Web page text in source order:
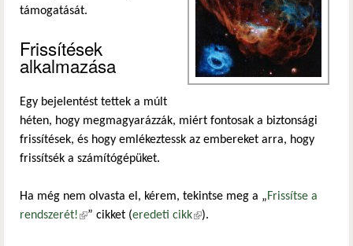
támogatását.
Frissítések
alkalmazása
Egy bejelentést tettek a múlt
héten, hogy megmagyarázzák, miért fontosak a biztonsági
frissítések, és hogy emlékeztessk az embereket arra, hogy
frissítsék a számítógépüket.
Ha még nem olvasta el, kérem, tekintse meg a „Frissítse a
rendszerét!(külső hivatkozás)
” cikket (eredeti cikk(külső hivatkozás)
).